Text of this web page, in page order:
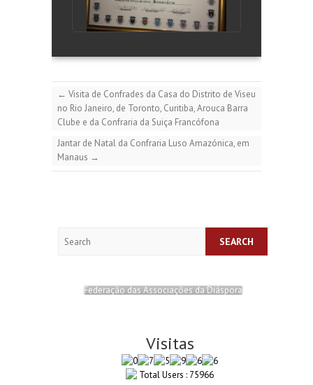
← Visita de Confrades da Casa do Distrito de Viseu
no Rio Janeiro, de Toronto, Curitiba, Arouca Barra
Clube e da Confraria da Suiça Francófona
Jantar de Natal da Confraria Luso Amazónica, em
Manaus →
Federação das Associações da Diáspora
Visitas
Total Users : 75966